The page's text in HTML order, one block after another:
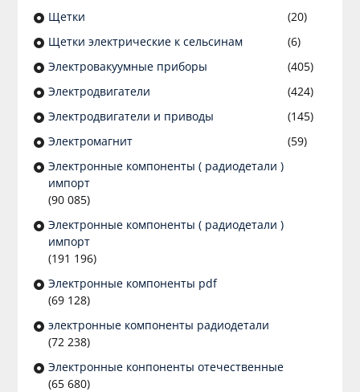
Щетки
(20)
Щетки электрические к сельсинам
(6)
Электровакуумные приборы
(405)
Электродвигатели
(424)
Электродвигатели и приводы
(145)
Электромагнит
(59)
Электронные компоненты ( радиодетали )
импорт
(90 085)
Электронные компоненты ( радиодетали )
импорт
(191 196)
Электронные компоненты pdf
(69 128)
электронные компоненты радиодетали
(72 238)
Электронные конпоненты отечественные
(65 680)